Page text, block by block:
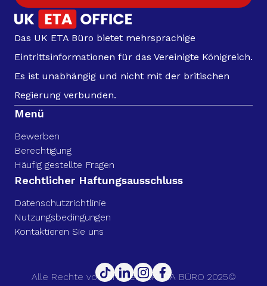
Das UK ETA Büro bietet mehrsprachige
Eintrittsinformationen für das Vereinigte Königreich.
Es ist unabhängig und nicht mit der britischen
Regierung verbunden.
Menü
Bewerben
Berechtigung
Häufig gestellte Fragen
Rechtlicher Haftungsausschluss
Datenschutzrichtlinie
Nutzungsbedingungen
Kontaktieren Sie uns
Alle Rechte vorbehalten. UK ETA BÜRO 2025©